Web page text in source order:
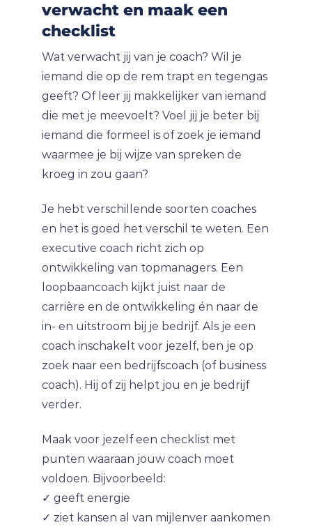
verwacht en maak een
checklist
Wat verwacht jij van je coach? Wil je
iemand die op de rem trapt en tegengas
geeft? Of leer jij makkelijker van iemand
die met je meevoelt? Voel jij je beter bij
iemand die formeel is of zoek je iemand
waarmee je bij wijze van spreken de
kroeg in zou gaan?
Je hebt verschillende soorten coaches
en het is goed het verschil te weten. Een
executive coach richt zich op
ontwikkeling van topmanagers. Een
loopbaancoach kijkt juist naar de
carrière en de ontwikkeling én naar de
in- en uitstroom bij je bedrijf. Als je een
coach inschakelt voor jezelf, ben je op
zoek naar een bedrijfscoach (of business
coach). Hij of zij helpt jou en je bedrijf
verder.
Maak voor jezelf een checklist met
punten waaraan jouw coach moet
voldoen. Bijvoorbeeld:
✓ geeft energie
✓ ziet kansen al van mijlenver aankomen